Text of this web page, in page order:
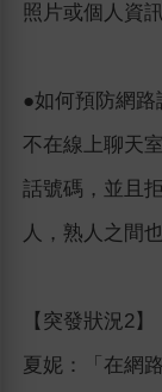
照片或個人資
●如何預防網路
不在線上聊天
話號碼，並且
人，熟人之間
【突發狀況2】
夏妮：「在網